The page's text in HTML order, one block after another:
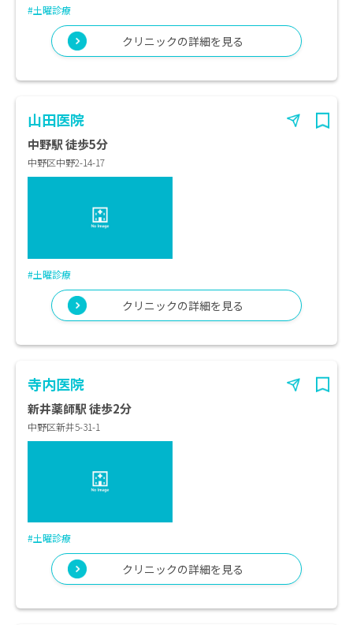
#土曜診療
クリニックの詳細を見る
山田医院
中野駅 徒歩5分
中野区中野2-14-17
#土曜診療
クリニックの詳細を見る
寺内医院
新井薬師駅 徒歩2分
中野区新井5-31-1
#土曜診療
クリニックの詳細を見る